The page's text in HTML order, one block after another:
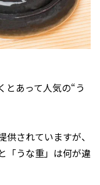
とあって人気の“う
されていますが、
「うな重」は何が違